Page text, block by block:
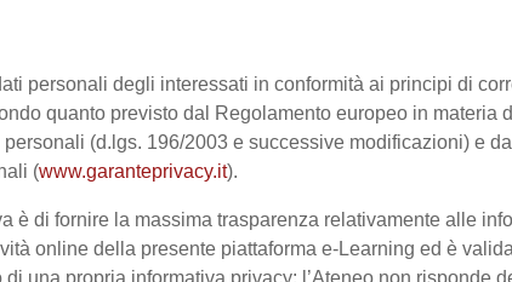
personali degli interessati in conformità ai principi di
quanto previsto dal Regolamento europeo in
(d.lgs. 196/2003 e successive modificazioni) e
(www.garanteprivacy.it).
è di fornire la massima trasparenza relativamente alle
online della presente piattaforma e-Learning ed è
una propria informativa privacy: l’Ateneo non risponde